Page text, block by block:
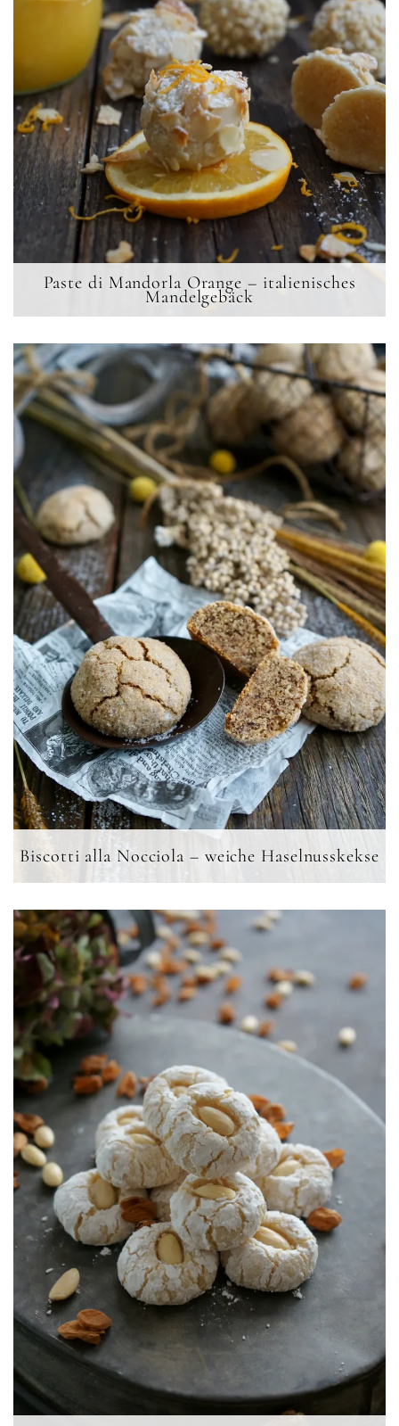
Paste di Mandorla Orange – italienisches
Mandelgebäck
Biscotti alla Nocciola – weiche Haselnusskekse